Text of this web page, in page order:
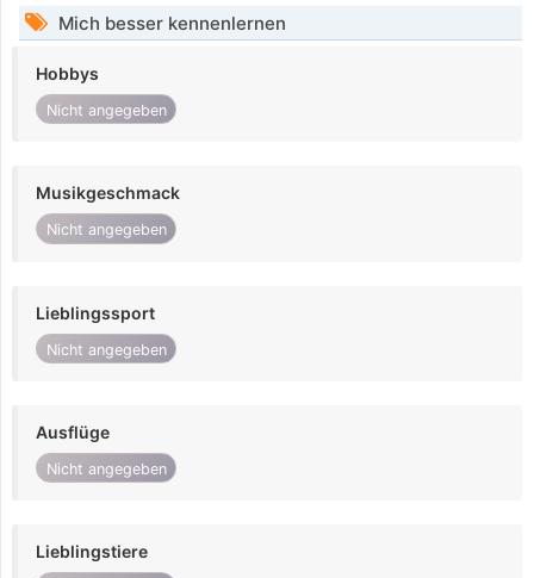
Mich besser kennenlernen
Hobbys
Nicht angegeben
Musikgeschmack
Nicht angegeben
Lieblingssport
Nicht angegeben
Ausflüge
Nicht angegeben
Lieblingstiere